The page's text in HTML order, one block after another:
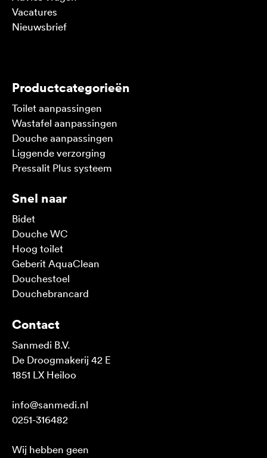
Vacatures
Nieuwsbrief
Productcategorieën
Toilet aanpassingen
Wastafel aanpassingen
Douche aanpassingen
Liggende verzorging
Pressalit Plus systeem
Snel naar
Bidet
Douche WC
Hoog toilet
Geberit AquaClean
Douchestoel
Douchebrancard
Contact
Sanmedi B.V.
De Droogmakerij 42 E
1851 LX Heiloo
info@sanmedi.nl
0251-316482
Wij hebben geen